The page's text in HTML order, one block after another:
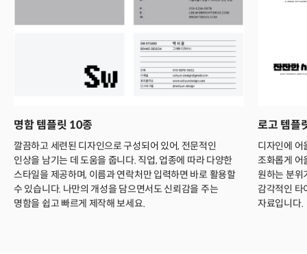
명함 템플릿 10종
깔끔하고 세련된 디자인으로 구성되어 있어, 전문적인
인상을 남기는 데 도움을 줍니다. 직업, 업종에 따라 다양한
스타일을 제공하며, 이름과 연락처만 입력하면 바로 활용할
수 있습니다. 나만의 개성을 담으면서도 신뢰감을 주는
명함을 쉽고 빠르게 제작해 보세요.
로고 템플
디자인에 어
조화롭게 어
원하는 분위
감각적인 타
자료입니다.